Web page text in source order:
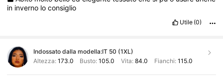
in inverno loconsiglio
Utile (0)
Indossato dalla modella:IT 50 (1XL)
Altezza: 173.0 Busto:105.0 Vita: 84.0 Fianchi: 115.0